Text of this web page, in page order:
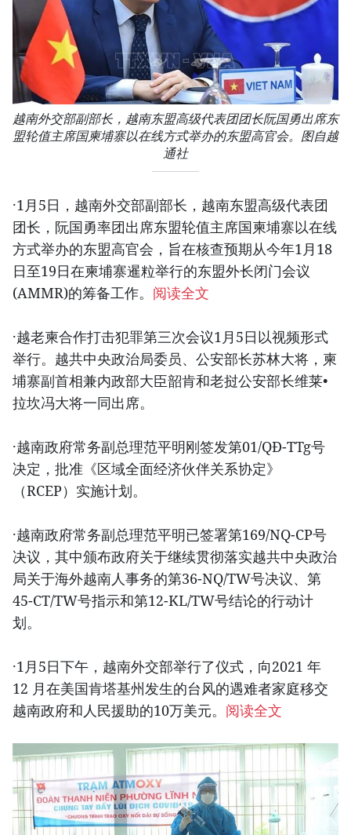
越南外交部副部长，越南东盟高级代表团团长阮国勇出席东
盟轮值主席国柬埔寨以在线方式举办的东盟高官会。图自越
通社
·1月5日，越南外交部副部长，越南东盟高级代表团
团长，阮国勇率团出席东盟轮值主席国柬埔寨以在线
方式举办的东盟高官会，旨在核查预期从今年1月18
日至19日在柬埔寨暹粒举行的东盟外长闭门会议
(AMMR)的筹备工作。 阅读全文
·越老柬合作打击犯罪第三次会议1月5日以视频形式
举行。越共中央政治局委员、公安部长苏林大将，柬
埔寨副首相兼内政部大臣韶肯和老挝公安部长维莱•
拉坎冯大将一同出席。
·越南政府常务副总理范平明刚签发第01/QĐ-TTg号
决定，批准《区域全面经济伙伴关系协定》
（RCEP）实施计划。
·越南政府常务副总理范平明已签署第169/NQ-CP号
决议，其中颁布政府关于继续贯彻落实越共中央政治
局关于海外越南人事务的第36-NQ/TW号决议、第
45-CT/TW号指示和第12-KL/TW号结论的行动计
划。
·1月5日下午，越南外交部举行了仪式，向2021 年
12 月在美国肯塔基州发生的台风的遇难者家庭移交
越南政府和人民援助的10万美元。 阅读全文